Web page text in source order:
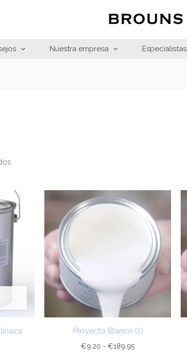
Nuestra empresa Especialistas
Rango
desde
€11.75
hasta
Proyecto Blanco (1)
€9.20 - €189.95
de
precios:
desde
€9.20
hasta
€189.95